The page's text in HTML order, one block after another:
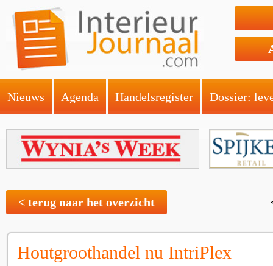
Nieuws Agenda Handelsregister Dossier:
< terug naar het overzicht
Houtgroothandel nu IntriPlex